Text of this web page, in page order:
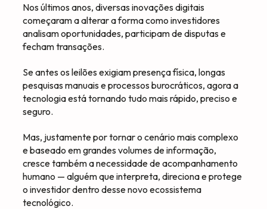
Nos últimos anos, diversas inovações digitais
começaram a alterar a forma como investidores
analisam oportunidades, participam de disputas e
fecham transações.
Se antes os leilões exigiam presença física, longas
pesquisas manuais e processos burocráticos, agora a
tecnologia está tornando tudo mais rápido, preciso e
seguro.
Mas, justamente por tornar o cenário mais complexo
e baseado em grandes volumes de informação,
cresce também a necessidade de acompanhamento
humano — alguém que interpreta, direciona e protege
o investidor dentro desse novo ecossistema
tecnológico.